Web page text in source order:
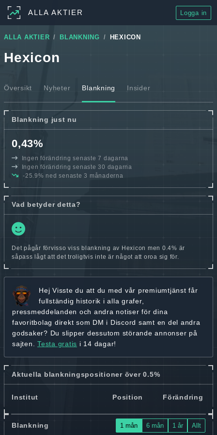
ALLA AKTIER Logga in
ALLA AKTIER BLANKNING HEXICON
Hexicon
Översikt Nyheter Blankning Insider
Blankning just nu
0,43%
Ingen förändring senaste 7 dagarna
Ingen förändring senaste 30 dagarna
-25.9% ned senaste 3 månaderna
Vad betyder detta?
Det pågår förvisso viss blankning av Hexicon men 0.4% är
såpass lågt att det troligtvis inte är något att oroa sig för.
Hej Visste du att du med vår premiumtjänst får
fullständig historik i alla grafer,
pressmeddelanden och andra notiser för dina
favoritbolag direkt som DM i Discord samt en del andra
godsaker? Du slipper dessutom störande annonser på
sajten. Testa gratis i 14 dagar!
Aktuella blankningspositioner över 0.5%
Institut Position Förändring
Blankning 1 mån 6 mån 1 år Allt